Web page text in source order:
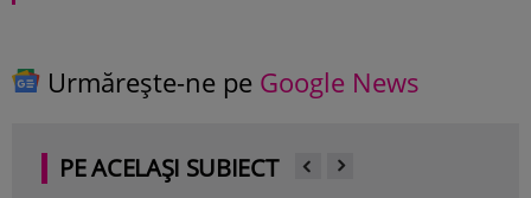
Urmărește-ne pe Google News
PE ACELAȘI SUBIECT